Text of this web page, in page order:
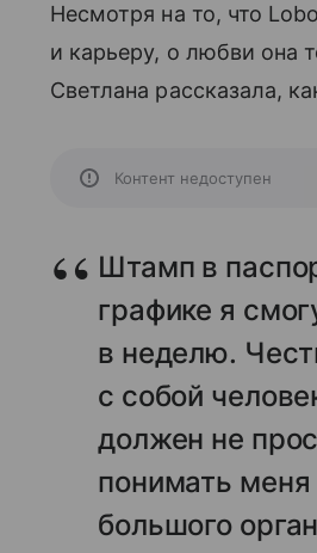
Несмотря на то, что
и карьеру, о любви она
Светлана рассказала,
Контент недоступен
Штамп в
графике я
в неделю.
с собой
должен не
понимать меня
большого